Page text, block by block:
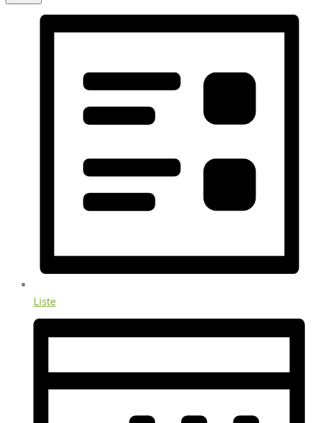
Liste